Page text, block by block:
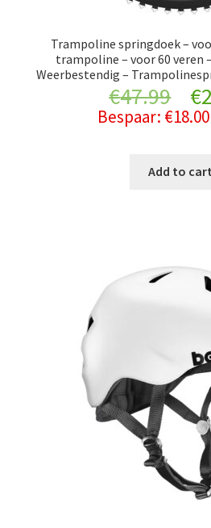
Trampoline springdoek –
trampoline – voor 60 veren
Weerbestendig –
€47.99
was:
€
Bespaar: €18.00
Add to cart